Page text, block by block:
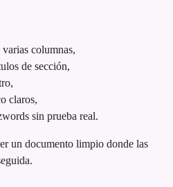
columnas,
de sección,
claros,
sin prueba real.
un documento limpio donde las